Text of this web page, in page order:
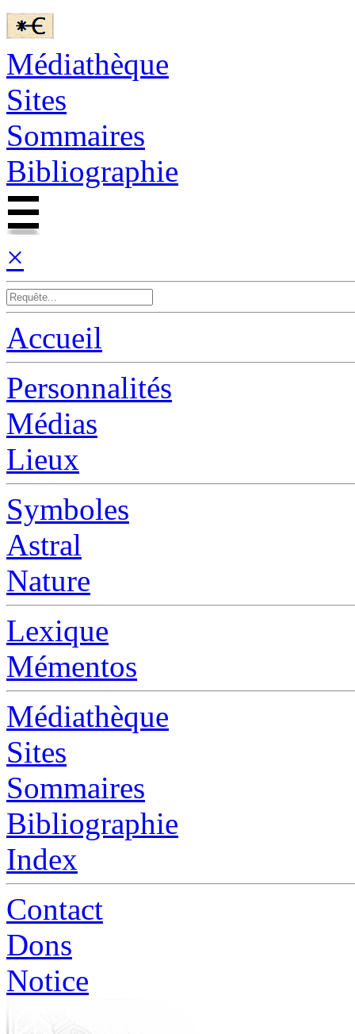
Médiathèque
Sites
Sommaires
Bibliographie
×
Accueil
Personnalités
Médias
Lieux
Symboles
Astral
Nature
Lexique
Mémentos
Médiathèque
Sites
Sommaires
Bibliographie
Index
Contact
Dons
Notice